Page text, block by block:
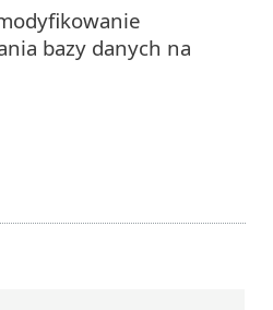
bazy danych na